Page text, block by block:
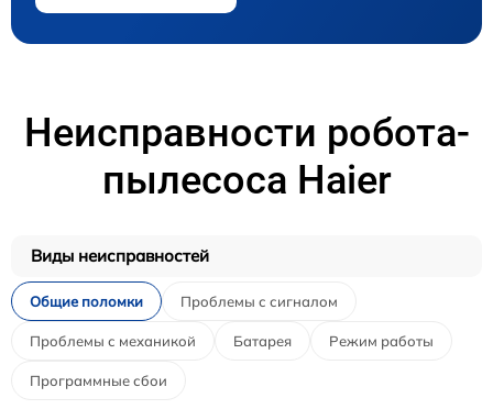
Неисправности робота-
пылесоса Haier
Виды неисправностей
Общие поломки Проблемы с сигналом
Проблемы с механикой Батарея Режим работы
Программные сбои